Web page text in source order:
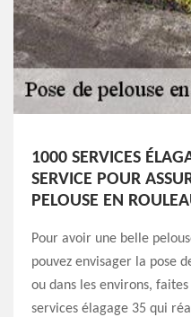
1000 SERVICES
SERVICE POUR
PELOUSE EN
Pour avoir une belle
pouvez envisager la pose
ou dans les environs,
services élagage 35 qui